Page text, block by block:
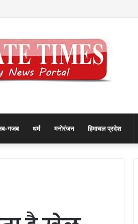
कड़े निर्देश
गजब धर्म मनोरंजन हिमाचल प्रदेश